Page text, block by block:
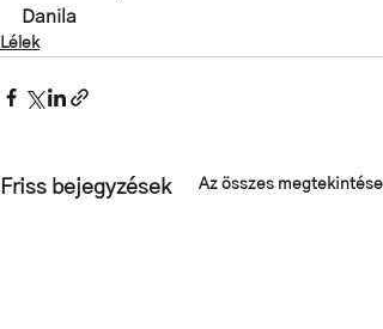
Danila
Lélek
Friss bejegyzések Az összes megtekintése